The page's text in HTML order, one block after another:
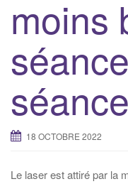
moins
18 OCTOBRE 2022
Le laser est attiré par la